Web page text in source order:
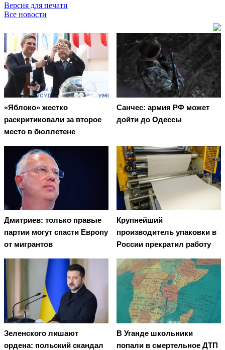
Версия для печати
Все новости
«Яблоко» жестко
раскритиковали за второе
место в бюллетене
Санчес: армия РФ может
дойти до Одессы
Дмитриев: только правые
партии могут спасти Европу
от мигрантов
Крупнейший
производитель упаковки в
России прекратил работу
Зеленского лишают
ордена: польский скандал
В Уганде школьники
попали в смертельное ДТП